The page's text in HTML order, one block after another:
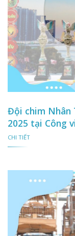
Đội chim Nhân
2025 tại Công
CHI TIẾT